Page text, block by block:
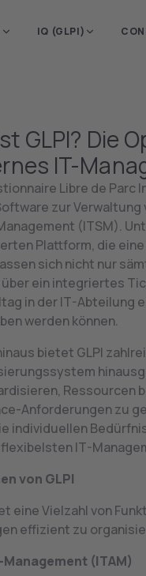
Region, um
Inhalte zu sehen.
IQ (GLPI)
GLPI? Die
IT-
Libre de
zur Verwaltung
(ITSM).
Plattform, die
sich nicht nur
ein integriertes
in der IT-Abteilung
werden können.
bietet GLPI
Ressourcen
Anforderungen zu
individuellen
IT-
von GLPI
eine Vielzahl von
effizient zu
(ITAM)